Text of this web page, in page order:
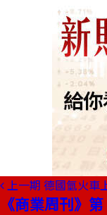
上一期 德國氫火
《商業周刊》